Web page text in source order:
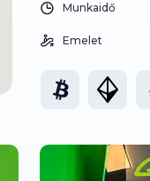
Munkaidő
Emelet